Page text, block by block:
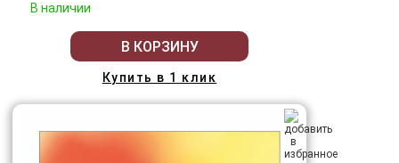
В наличии
В КОРЗИНУ
Купить в 1 клик